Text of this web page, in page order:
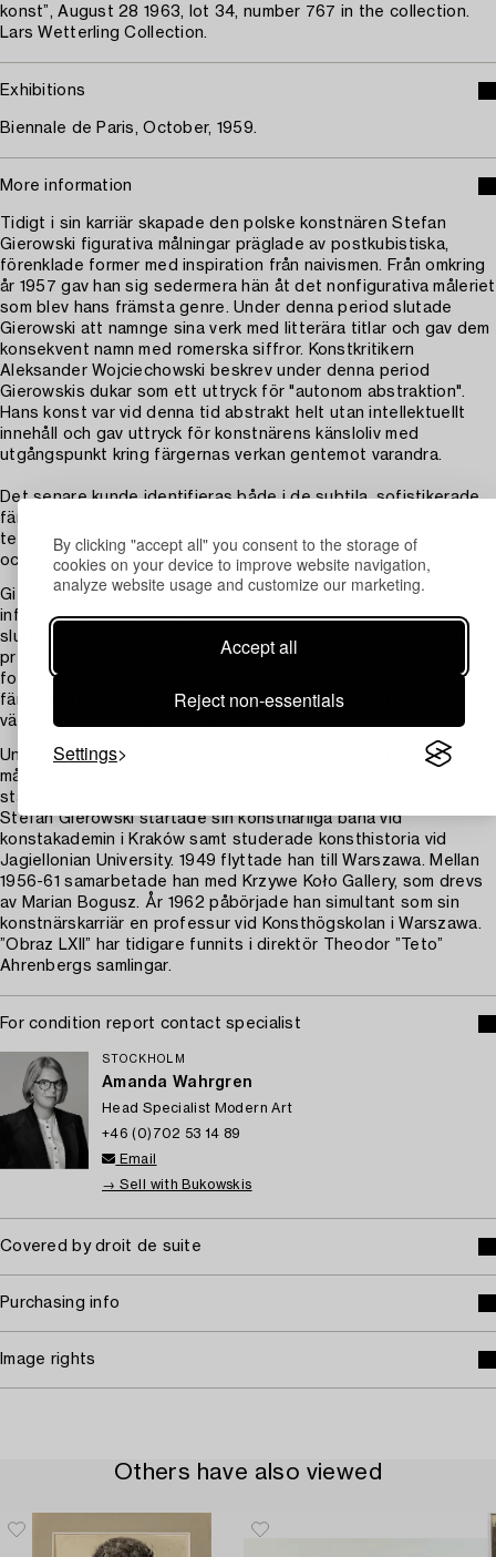
By clicking "accept all" you consent to the storage of
cookies on your device to improve website navigation,
analyze website usage and customize our marketing.
Accept all
Reject non-essentials
Settings
konst”, August 28 1963, lot 34, number 767 in the collection.
Lars Wetterling Collection.
Exhibitions
Biennale de Paris, October, 1959.
More information
Tidigt i sin karriär skapade den polske konstnären Stefan
Gierowski figurativa målningar präglade av postkubistiska,
förenklade former med inspiration från naivismen. Från omkring
år 1957 gav han sig sedermera hän åt det nonfigurativa måleriet
som blev hans främsta genre. Under denna period slutade
Gierowski att namnge sina verk med litterära titlar och gav dem
konsekvent namn med romerska siffror. Konstkritikern
Aleksander Wojciechowski beskrev under denna period
Gierowskis dukar som ett uttryck för "autonom abstraktion".
Hans konst var vid denna tid abstrakt helt utan intellektuellt
innehåll och gav uttryck för konstnärens känsloliv med
utgångspunkt kring färgernas verkan gentemot varandra.
Det senare kunde identifieras både i de subtila, sofistikerade
färgkompositionerna, vanligtvis monokroma, samt i dukarnas
texturalt rika yta. Frågor om ljus, rymd och rörelse undersöktes
och kom att prägla Gierowskis skapande framgent.
Gierowskis målningar med nummer I till XX kan betecknas som
informella, en strömning som vid tiden växte i Västvärlden. I
slutet av 1950-talet, när hans svit av dukar i silver och grått
presenterades, ser man hur konstnärens mer förenklade
formspråk utvecklats. I auktionens "Obraz LXII" från 1959 är
färgspektret reducerat och enbart smala fält på dukens
vänstra samt övre kant accentuerats av lila och rött.
Under 1960-talet närmade sig Gierowski Op-konsten och hans
målningar konstruerades av raka, cirkulära eller elliptiska linjer i
starka, klara färger.
Stefan Gierowski startade sin konstnärliga bana vid
konstakademin i Kraków samt studerade konsthistoria vid
Jagiellonian University. 1949 flyttade han till Warszawa. Mellan
1956-61 samarbetade han med Krzywe Koło Gallery, som drevs
av Marian Bogusz. År 1962 påbörjade han simultant som sin
konstnärskarriär en professur vid Konsthögskolan i Warszawa.
”Obraz LXII” har tidigare funnits i direktör Theodor ”Teto”
Ahrenbergs samlingar.
For condition report contact specialist
STOCKHOLM
Amanda Wahrgren
Head Specialist Modern Art
+46 (0)702 53 14 89
Email
→ Sell with Bukowskis
Covered by droit de suite
Purchasing info
Image rights
Others have also viewed